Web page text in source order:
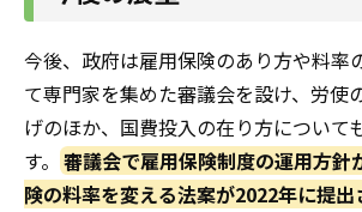
今後、政府は雇用保険のあり方や料率
て専門家を集めた審議会を設け、労使
げのほか、国費投入の在り方について
す。 審議会で雇用保険制度の運用方針
険の料率を変える法案が2022年に提出